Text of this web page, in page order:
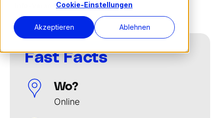
Cookie-Einstellungen
Akzeptieren Ablehnen
Info-Veranstaltung kostenlos
Fast Facts
Wo?
Online